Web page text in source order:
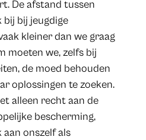
De afstand tussen
bij bij jeugdige
kleiner dan we graag
moeten we, zelfs bij
de moed behouden
oplossingen te zoeken.
alleen recht aan de
bescherming,
onszelf als